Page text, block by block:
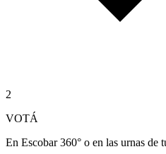
2
VOTÁ
En Escobar 360° o en las urnas